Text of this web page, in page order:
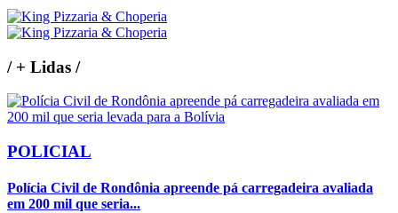
/+ Lidas /
POLICIAL
Polícia Civil de Rondônia apreende pá carregadeira avaliada
em 200 mil que seria...